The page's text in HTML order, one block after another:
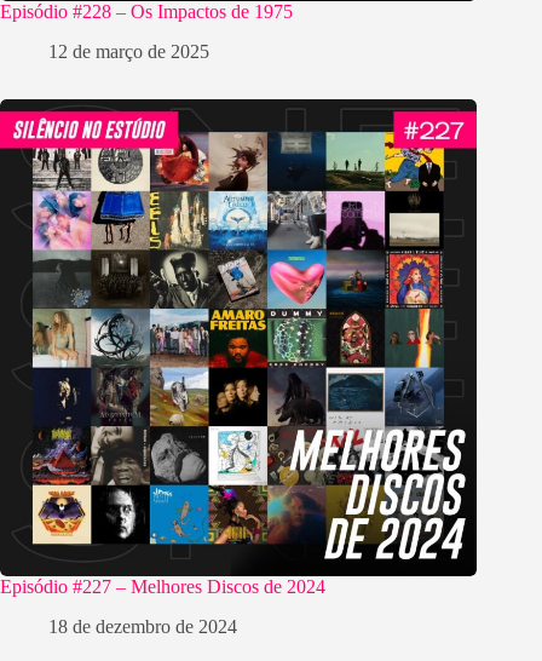
Episódio #228 – Os Impactos de 1975
12 de março de 2025
Episódio #227 – Melhores Discos de 2024
18 de dezembro de 2024